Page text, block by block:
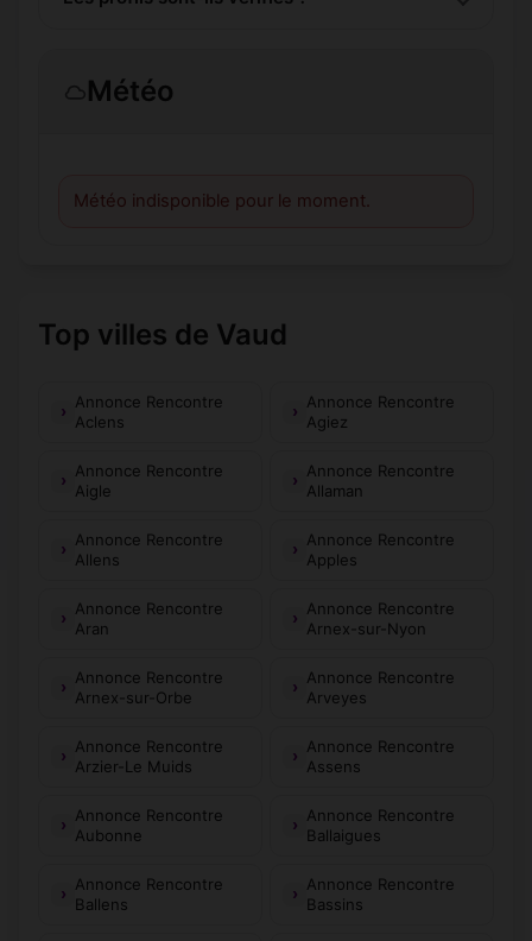
Météo
Météo indisponible pour le moment.
Top villes de Vaud
Annonce Rencontre
Aclens
Annonce Rencontre
Agiez
Annonce Rencontre
Aigle
Annonce Rencontre
Allaman
Annonce Rencontre
Allens
Annonce Rencontre
Apples
Annonce Rencontre
Aran
Annonce Rencontre
Arnex-sur-Nyon
Annonce Rencontre
Arnex-sur-Orbe
Annonce Rencontre
Arveyes
Annonce Rencontre
Arzier-Le Muids
Annonce Rencontre
Assens
Annonce Rencontre
Aubonne
Annonce Rencontre
Ballaigues
Annonce Rencontre
Ballens
Annonce Rencontre
Bassins